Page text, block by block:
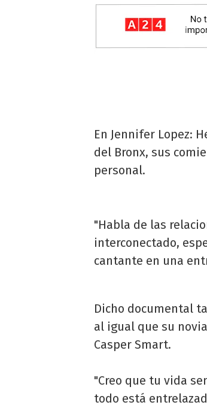
En Jennifer Lopez:
del Bronx, sus
personal.
"Habla de las
interconectado,
cantante en una
Dicho documental
al igual que su
Casper Smart.
"Creo que tu vida
todo está